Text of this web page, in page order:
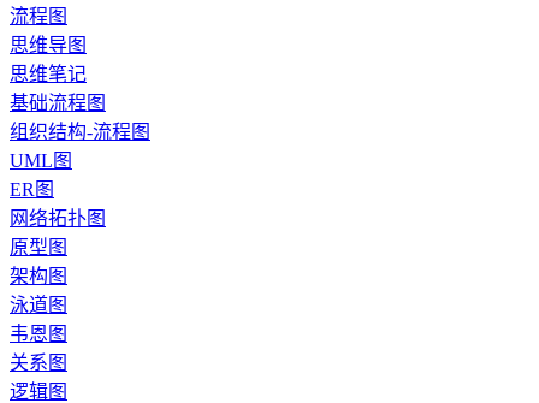
流程图
思维导图
思维笔记
基础流程图
组织结构-流程图
UML图
ER图
网络拓扑图
原型图
架构图
泳道图
韦恩图
关系图
逻辑图